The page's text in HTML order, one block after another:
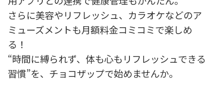
さらに美容やリフレッシュ、カラオケなどのア
ミューズメントも月額料金コミコミで楽しめ
る！
“時間に縛られず、体も心もリフレッシュできる
習慣”を、チョコザップで始めませんか。